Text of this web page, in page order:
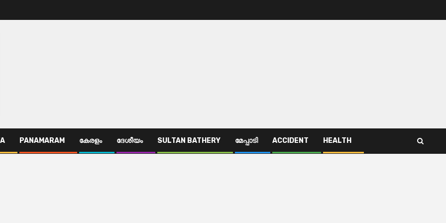
PANAMARAM കേരളം ദേശീയം SULTAN BATHERY മേപ്പാടി ACCIDENT HEALTH